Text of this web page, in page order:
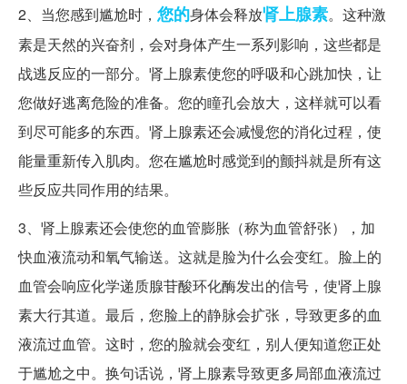
2、当您感到尴尬时， 您的身体会释放肾上腺素。这种激
素是天然的兴奋剂，会对身体产生一系列影响，这些都是
战逃反应的一部分。肾上腺素使您的呼吸和心跳加快，让
您做好逃离危险的准备。您的瞳孔会放大，这样就可以看
到尽可能多的东西。肾上腺素还会减慢您的消化过程，使
能量重新传入肌肉。您在尴尬时感觉到的颤抖就是所有这
些反应共同作用的结果。
3、肾上腺素还会使您的血管膨胀（称为血管舒张），加
快血液流动和氧气输送。这就是脸为什么会变红。脸上的
血管会响应化学递质腺苷酸环化酶发出的信号，使肾上腺
素大行其道。最后，您脸上的静脉会扩张，导致更多的血
液流过血管。这时，您的脸就会变红，别人便知道您正处
于尴尬之中。换句话说，肾上腺素导致更多局部血液流过